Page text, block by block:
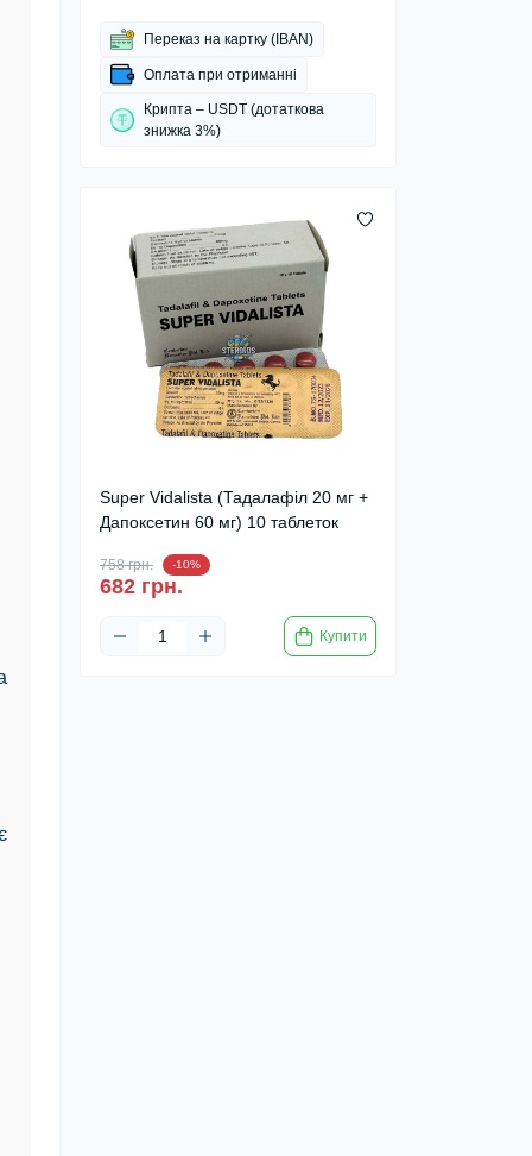
Переказ на картку (IBAN)
Оплата при отриманні
Крипта – USDT (дотаткова
знижка 3%)
Super Vidalista (Тадалафіл 20 мг +
Дапоксетин 60 мг) 10 таблеток
758 грн. -10%
682 грн.
Купити